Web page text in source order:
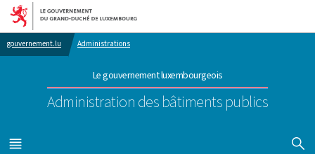
Aller au menu principal
Aller au contenu
gouvernement.lu Administrations
Le gouvernement luxembourgeois
Administration des bâtiments publics
MENU
PRINCIPAL